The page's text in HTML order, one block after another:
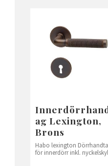
ag Lexington,
Brons
Habo lexington Dörrhandtag
för innerdörr inkl.